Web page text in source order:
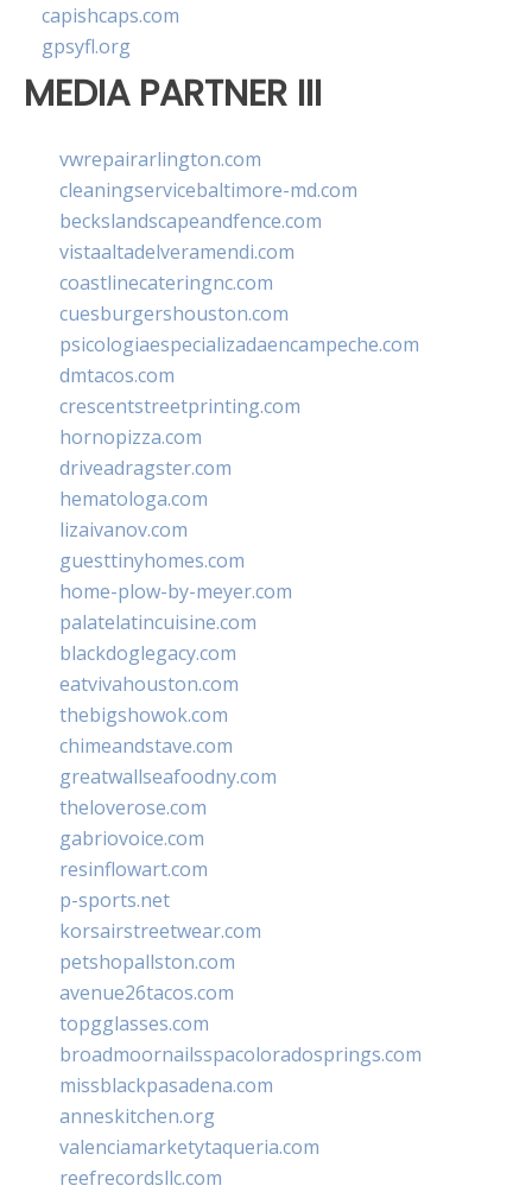
capishcaps.com
gpsyfl.org
MEDIA PARTNER III
vwrepairarlington.com
cleaningservicebaltimore-md.com
beckslandscapeandfence.com
vistaaltadelveramendi.com
coastlinecateringnc.com
cuesburgershouston.com
psicologiaespecializadaencampeche.com
dmtacos.com
crescentstreetprinting.com
hornopizza.com
driveadragster.com
hematologa.com
lizaivanov.com
guesttinyhomes.com
home-plow-by-meyer.com
palatelatincuisine.com
blackdoglegacy.com
eatvivahouston.com
thebigshowok.com
chimeandstave.com
greatwallseafoodny.com
theloverose.com
gabriovoice.com
resinflowart.com
p-sports.net
korsairstreetwear.com
petshopallston.com
avenue26tacos.com
topgglasses.com
broadmoornailsspacoloradosprings.com
missblackpasadena.com
anneskitchen.org
valenciamarketytaqueria.com
reefrecordsllc.com